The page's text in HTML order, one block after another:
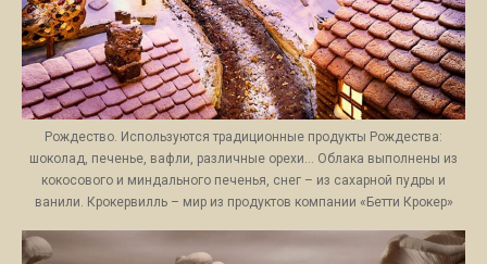
Рождество. Используются традиционные продукты Рождества:
шоколад, печенье, вафли, различные орехи… Облака выполнены из
кокосового и миндального печенья, снег – из сахарной пудры и
ванили. Крокервилль – мир из продуктов компании «Бетти Крокер»